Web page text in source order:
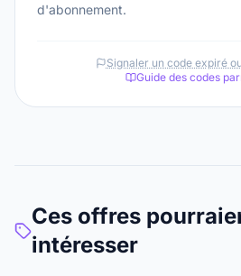
d'abonnement.
Signaler un code expiré
Guide des codes
Ces offres
intéresser